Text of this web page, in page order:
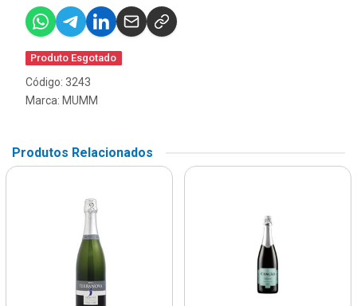
Produto Esgotado
Código: 3243
Marca: MUMM
Produtos Relacionados